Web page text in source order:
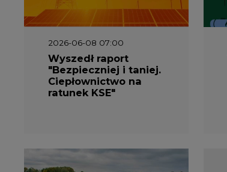
2026-06-08 07:00
Wyszedł raport
"Bezpieczniej i taniej.
Ciepłownictwo na
ratunek KSE"